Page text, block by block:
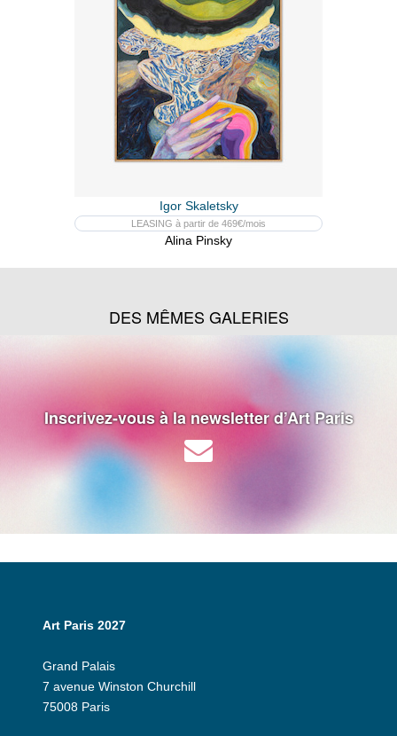
Igor Skaletsky
LEASING à partir de 469€/mois
Alina Pinsky
DES MÊMES GALERIES
Inscrivez-vous à la newsletter d’Art Paris
Art Paris 2027
Grand Palais
7 avenue Winston Churchill
75008 Paris